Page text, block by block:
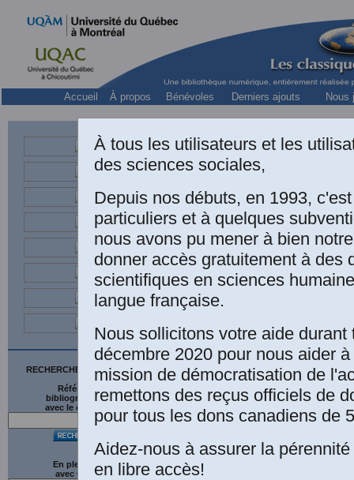
Accueil À propos Bénévoles Derniers ajouts Nous
RECHERCHE SUR LE SITE
Références
bibliographiques
avec le catalogue
En plein texte
avec G gle
Collection «
Une édition
Christian
chamaniques
l'anthropologie
Sébastien
tous ses états.
psychiatriques
63-76. Paris:
accordée par
ce texte en
des sciences
À tous les utilisateurs et les
des sciences sociales,
Depuis nos débuts, en 1993,
particuliers et à quelques
nous avons pu mener à bien
donner accès gratuitement à des
scientifiques en sciences
langue française.
Nous sollicitons votre aide durant
décembre 2020 pour nous aider
mission de démocratisation de
remettons des reçus officiels de
pour tous les dons canadiens de
Aidez-nous à assurer la
en libre accès!